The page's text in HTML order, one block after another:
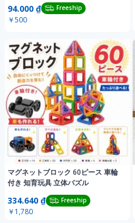
94.000 ₫ Freeship
￥500
マグネットブロック 60ピース 車輪
付き 知育玩具 立体パズル
334.640 ₫ Freeship
￥1,780